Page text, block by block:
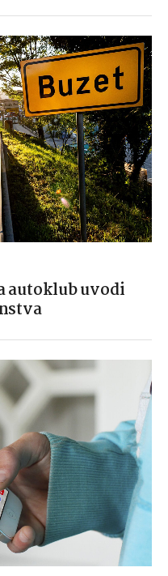
autoklub uvodi